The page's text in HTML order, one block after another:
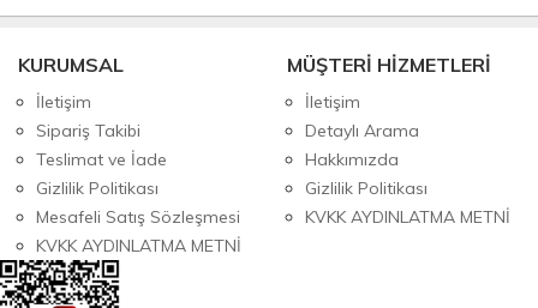
KURUMSAL
İletişim
Sipariş Takibi
Teslimat ve İade
Gizlilik Politikası
Mesafeli Satış Sözleşmesi
KVKK AYDINLATMA METNİ
MÜŞTERİ HİZMETLERİ
İletişim
Detaylı Arama
Hakkımızda
Gizlilik Politikası
KVKK AYDINLATMA METNİ